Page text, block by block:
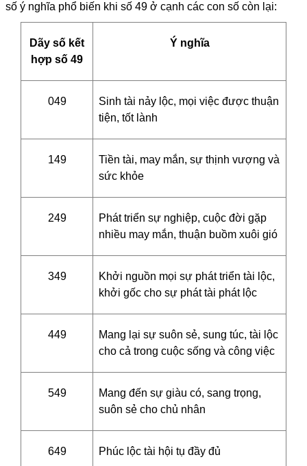
số ý nghĩa phổ biến khi số 49 ở cạnh các con số còn lại:
Dãy số kết
hợp số 49
Ý nghĩa
049
Sinh tài nảy lộc, mọi việc được thuận
tiện, tốt lành
149
Tiền tài, may mắn, sự thịnh vượng và
sức khỏe
249
Phát triển sự nghiệp, cuộc đời gặp
nhiều may mắn, thuận buồm xuôi gió
349
Khởi nguồn mọi sự phát triển tài lộc,
khởi gốc cho sự phát tài phát lộc
449
Mang lại sự suôn sẻ, sung túc, tài lộc
cho cả trong cuộc sống và công việc
549
Mang đến sự giàu có, sang trọng,
suôn sẻ cho chủ nhân
649 Phúc lộc tài hội tụ đầy đủ